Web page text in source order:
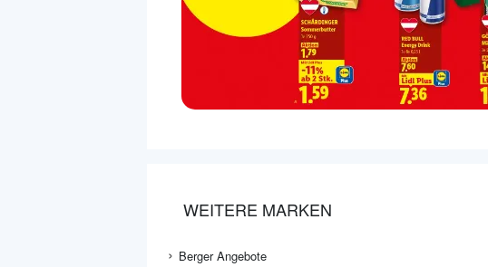
WEITERE MARKEN
Berger Angebote